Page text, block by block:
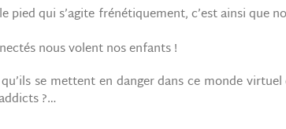
pied qui s’agite frénétiquement, c’est ainsi que
nous volent nos enfants !
se mettent en danger dans ce monde
?…